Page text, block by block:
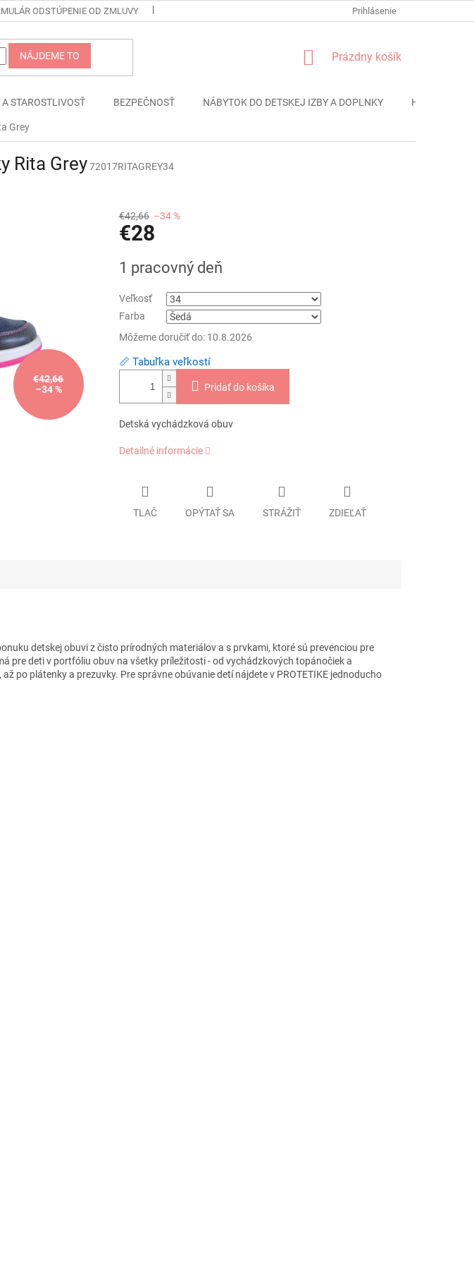
ODSTÚPENIE OD ZMLUVY PODMIENKY OCHRANY OSOBNÝCH
Prihlásenie
NÁJDEME TO
NÁKUPNÝ
Prázdny košík
STAROSTLIVOSŤ BEZPEČNOSŤ NÁBYTOK DO DETSKEJ IZBY A DOPLNKY HRAČKY
Grey
Rita Grey72017RITAGREY34
€42,66
–34 %
€42,66 –34 %
€28
cena:
1 pracovný deň
Veľkosť
Farba
Môžeme doručiť do: 10.8.2026
📏 Tabuľka veľkostí
Pridať do košíka
Detská vychádzková obuv
Detailné informácie
TLAČ OPÝTAŤ SA STRÁŽIŤ ZDIEĽAŤ
detskej obuvi z čisto prírodných materiálov a s prvkami, ktoré sú prevenciou pre
pre deti v portfóliu obuv na všetky príležitosti - od vychádzkových topánočiek a
po plátenky a prezuvky. Pre správne obúvanie detí nájdete v PROTETIKE jednoducho